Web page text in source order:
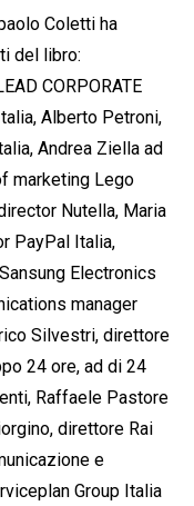
Coletti ha
del libro:
CORPORATE
Alberto Petroni,
Andrea Ziella ad
marketing Lego
Nutella, Maria
PayPal Italia,
Electronics
manager
Silvestri, direttore
24 ore, ad di 24
Raffaele Pastore
direttore Rai
e
Group Italia